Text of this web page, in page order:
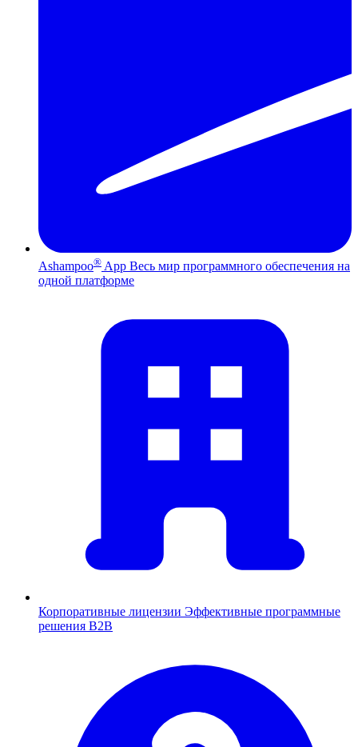
Ashampoo® App Весь мир программного обеспечения на
одной платформе
Корпоративные лицензии Эффективные программные
решения B2B